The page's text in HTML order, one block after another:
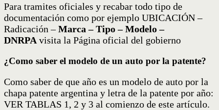
Para tramites oficiales y recabar todo tipo de
documentación como por ejemplo UBICACIÓN –
Radicación –Marca – Tipo – Modelo –
DNRPA visita la Página oficial del gobierno
¿Como saber el modelo de un auto por la patente?
Como saber de que año es un modelo de auto por la
chapa patente argentina y letra de la patente por año:
VER TABLAS 1, 2 y 3 al comienzo de este artículo.